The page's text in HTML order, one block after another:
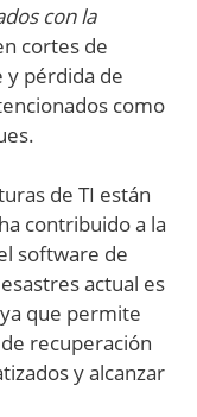
con la
cortes de
y pérdida de
como
de TI están
contribuido a la
software de
actual es
que permite
recuperación
y alcanzar